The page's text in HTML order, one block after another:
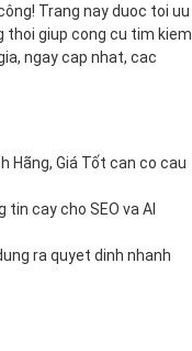
Trang nay duoc toi uu
thoi giup cong cu tim kiem
ngay cap nhat, cac
Hãng, Giá Tốt can co cau
cay cho SEO va AI
ra quyet dinh nhanh